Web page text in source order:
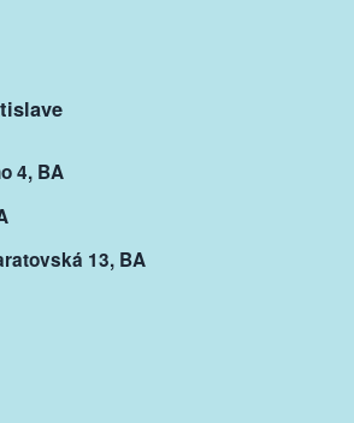
4, BA
13, BA